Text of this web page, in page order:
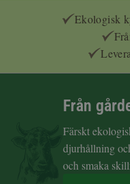
Ekologisk
Från
Färskt
djurhållning
och smaka